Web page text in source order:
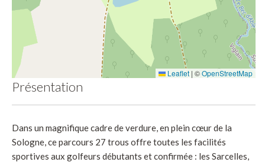
Leaflet | ©OpenStreetMap
Présentation
Dans un magnifique cadre de verdure, en plein cœur de la
Sologne, ce parcours 27 trous offre toutes les facilités
sportives aux golfeurs débutants et confirmée : les Sarcelles,